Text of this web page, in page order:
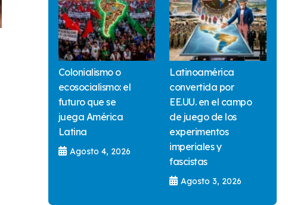
Colonialismo o
ecosocialismo: el
futuro que se
juega América
Latina
Agosto 4, 2026
Latinoamérica
convertida por
EE.UU. en el campo
de juego de los
experimentos
imperiales y
fascistas
Agosto 3, 2026